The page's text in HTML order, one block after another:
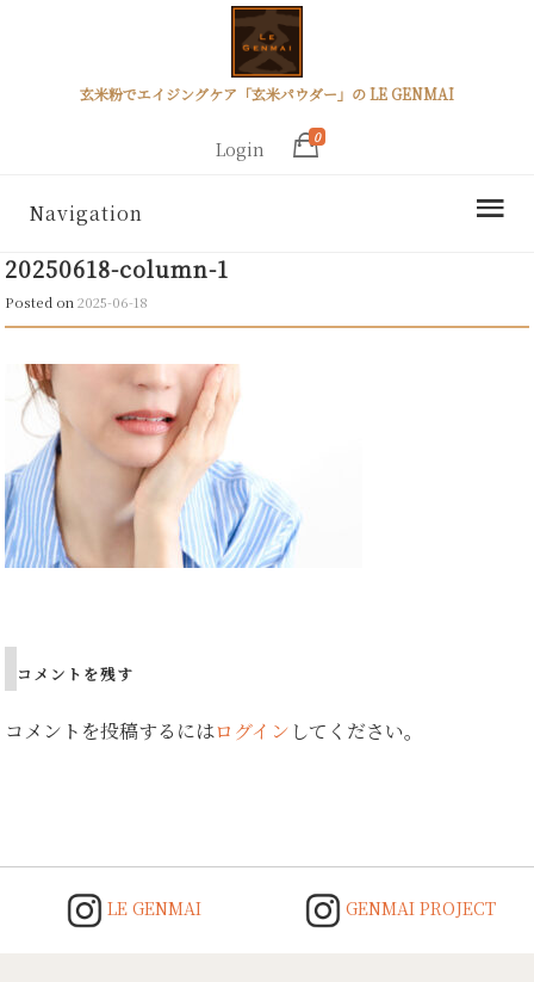
玄米粉でエイジングケア「玄米パウダー」の LE GENMAI
Login
0
Navigation
20250618-column-1
Posted on2025-06-18
コメントを残す
コメントを投稿するにはログイン してください。
LE GENMAI GENMAI PROJECT